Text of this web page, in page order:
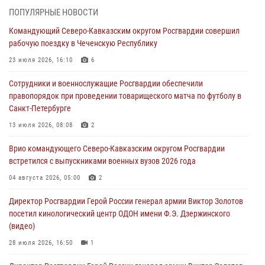
ОМОН «Ойрат» Управления Росгвардии по Республике Калмыкия
08 августа 2026, 07:00
В Кабардино-Балкарии сотрудники Росгвардии провели турнир по
08 августа 2026, 07:00
Военнослужащие Софринской бригады Росгвардии встретились с
участником патриотического проекта «Дорогой Ломоносова —
08 августа 2026, 07:00 2
В Москве росгвардейцы оказали помощь медикам и девушке с
08 августа 2026, 06:32 1
ПОПУЛЯРНЫЕ НОВОСТИ
Командующий Северо-Кавказским округом Росгвардии совершил
рабочую поездку в Чеченскую Республику
23 июля 2026, 16:10 6
Сотрудники и военнослужащие Росгвардии обеспечили
правопорядок при проведении товарищеского матча по футболу в
Санкт-Петербурге
13 июля 2026, 08:08 2
Врио командующего Северо-Кавказским округом Росгвардии
встретился с выпускниками военных вузов 2026 года
04 августа 2026, 05:00 2
Директор Росгвардии Герой России генерал армии Виктор Золотов
посетил кинологический центр ОДОН имени Ф.Э. Дзержинского
(видео)
28 июля 2026, 16:50 1